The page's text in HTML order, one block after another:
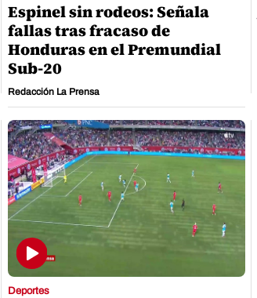
Espinel sin rodeos: Señala
fallas tras fracaso de
Honduras en el Premundial
Sub-20
Redacción La Prensa
Deportes